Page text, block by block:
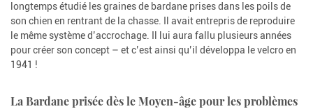
longtemps étudié les graines de bardane prises dans les poils de
son chien en rentrant de la chasse. Il avait entrepris de reproduire
le même système d’accrochage. Il lui aura fallu plusieurs années
pour créer son concept – et c’est ainsi qu’il développa le velcro en
1941 !
La Bardane prisée dès le Moyen-âge pour les problèmes